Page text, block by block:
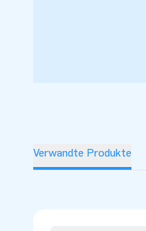
Verwandte Produkte